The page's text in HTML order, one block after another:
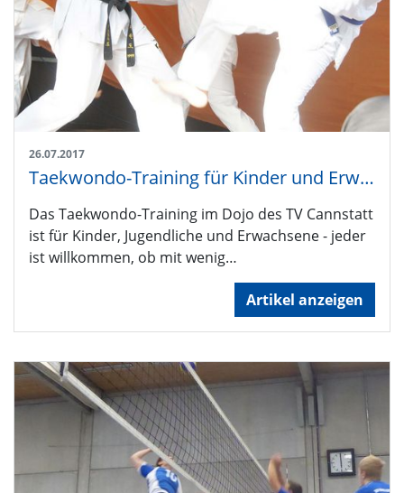
26.07.2017
Taekwondo-Training für Kinder und Erwachsene
Das Taekwondo-Training im Dojo des TV Cannstatt
ist für Kinder, Jugendliche und Erwachsene - jeder
ist willkommen, ob mit wenig…
Artikel anzeigen